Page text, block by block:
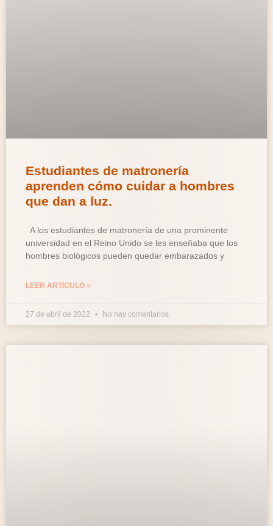
Estudiantes de matronería
aprenden cómo cuidar a hombres
que dan a luz.
A los estudiantes de matronería de una prominente
universidad en el Reino Unido se les enseñaba que los
hombres biológicos pueden quedar embarazados y
LEER ARTÍCULO »
27 de abril de 2022 No hay comentarios